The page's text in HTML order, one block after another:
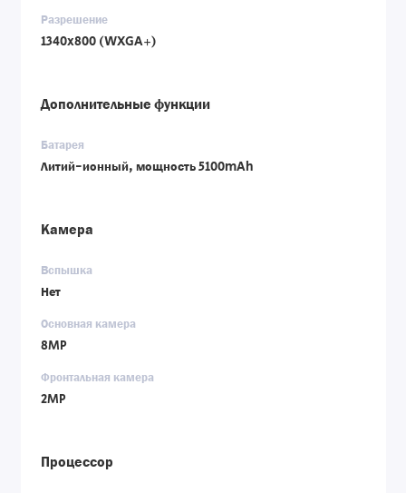
Разрешение
1340x800 (WXGA+)
Дополнительные функции
Батарея
Литий-ионный, мощность 5100mAh
Камера
Вспышка
Нет
Основная камера
8MP
Фронтальная камера
2MP
Процессор